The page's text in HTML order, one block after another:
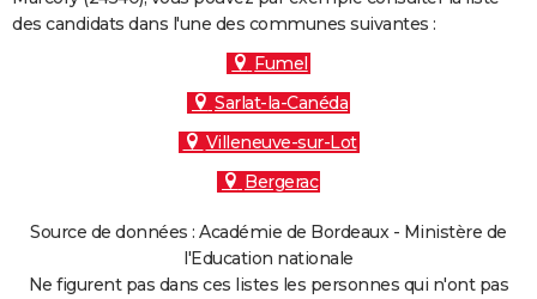
FORUM
des candidats dans l'une des communes suivantes :
Fumel
Sarlat-la-Canéda
Villeneuve-sur-Lot
Bergerac
Source de données : Académie de Bordeaux - Ministère de
l'Education nationale
Ne figurent pas dans ces listes les personnes qui n'ont pas